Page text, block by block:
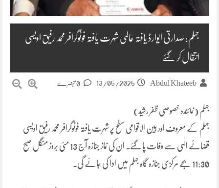
جہلم: صدارتی ایوارڈ یافتہ عالمی شہرت یافتہ فوٹوگرافر محمد رفیق اویسی
انتقال کر گئے
Abdul Khateeb
13/05/2025
جہلم (نمائندہ خصوصی ظفر رشید)
جہلم کے معروف اور بین الاقوامی سطح پر شہرت یافتہ فوٹوگرافر محمد رفیق اویسی
قضائے الٰہی سے وفات پا گئے۔ ان کی نماز جنازہ آج 13 مئی بروز منگل صبح
11:30 بجے مرکزی جنازہ گاہ جہلم میں ادا کی جائے گی۔